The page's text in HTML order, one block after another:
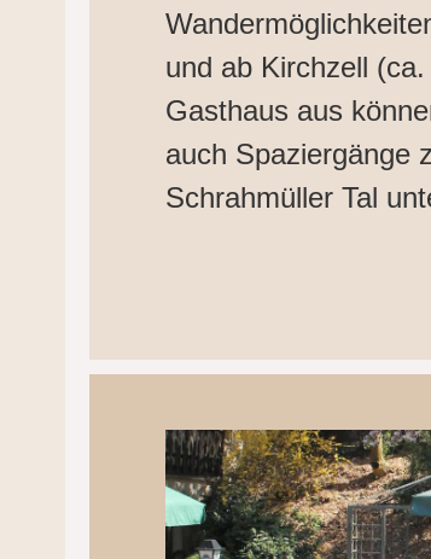
und ab Kirchzell
Gasthaus aus
auch Spaziergänge
Schrahmüller Tal